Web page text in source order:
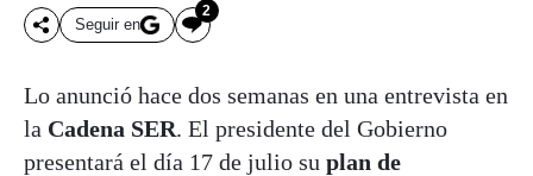
Seguir en
2
Lo anunció hace dos semanas en una entrevista en
la Cadena SER. El presidente del Gobierno
presentará el día 17 de julio su plan de